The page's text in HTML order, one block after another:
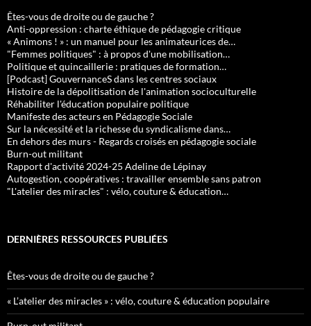
Êtes-vous de droite ou de gauche ?
Anti-oppression : charte éthique de pédagogie critique
« Animons ! » : un manuel pour les animateurices de…
"Femmes politiques" : à propos d'une mobilisation…
Politique et quincaillerie : pratiques de formation…
[Podcast] GouvernanceS dans les centres sociaux
Histoire de la dépolitisation de l'animation socioculturelle
Réhabiliter l'éducation populaire politique
Manifeste des acteurs en Pédagogie Sociale
Sur la nécessité et la richesse du syndicalisme dans…
En dehors des murs - Regards croisés en pédagogie sociale
Burn-out militant
Rapport d'activité 2024-25 Adeline de Lépinay
Autogestion, coopératives : travailler ensemble sans patron
"L'atelier des miracles" : vélo, couture & éducation…
DERNIÈRES RESSOURCES PUBLIÉES
Êtes-vous de droite ou de gauche ?
« L’atelier des miracles » : vélo, couture & éducation populaire